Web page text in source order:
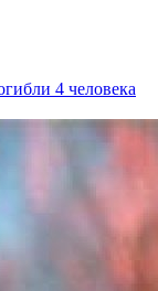
4 человека